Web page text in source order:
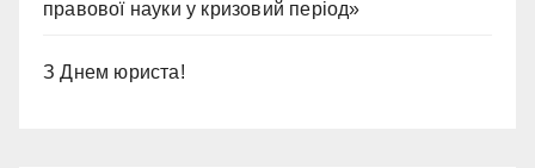
правової науки у кризовий період»
З Днем юриста!